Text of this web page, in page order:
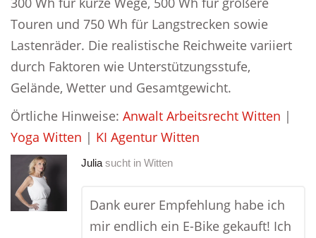
Touren und 750 Wh für Langstrecken sowie
Lastenräder. Die realistische Reichweite variiert
durch Faktoren wie Unterstützungsstufe,
Gelände, Wetter und Gesamtgewicht.
Örtliche Hinweise: Anwalt Arbeitsrecht Witten |
Yoga Witten | KI Agentur Witten
Julia sucht in Witten
Dank eurer Empfehlung habe ich
mir endlich ein E-Bike gekauft! Ich